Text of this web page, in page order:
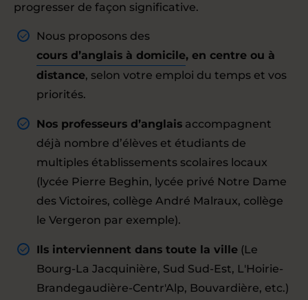
progresser de façon significative.
Nous proposons des
cours d’anglais à domicile, en centre ou à
distance, selon votre emploi du temps et vos
priorités.
Nos professeurs d’anglais accompagnent
déjà nombre d’élèves et étudiants de
multiples établissements scolaires locaux
(lycée Pierre Beghin, lycée privé Notre Dame
des Victoires, collège André Malraux, collège
le Vergeron par exemple).
Ils interviennent dans toute la ville (Le
Bourg-La Jacquinière, Sud Sud-Est, L'Hoirie-
Brandegaudière-Centr'Alp, Bouvardière, etc.)